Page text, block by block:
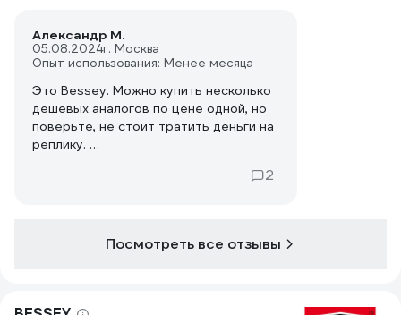
Александр М.
05.08.2024г. Москва
Опыт использования: Менее месяца
Это Bessey. Можно купить несколько
дешевых аналогов по цене одной, но
поверьте, не стоит тратить деньги на
реплику.
штуки в корзину и оформляя заказ - я2
Посмотреть все отзывы